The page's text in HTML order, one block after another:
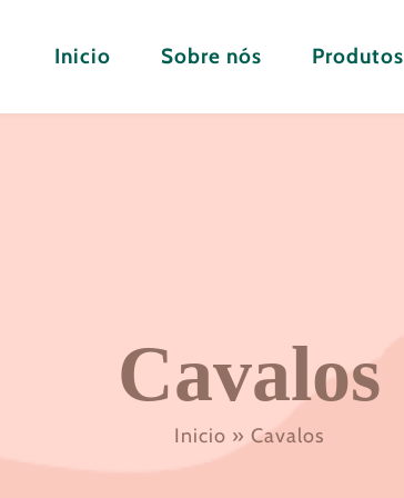
Inicio Sobre nós Produtos
Cavalos
Inicio » Cavalos